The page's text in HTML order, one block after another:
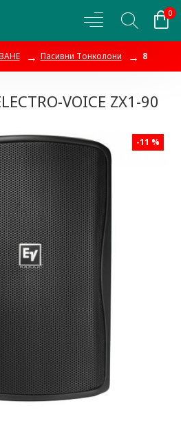
0
Пасивни Тонколони 8
VOICE ZX1-90
-11 %